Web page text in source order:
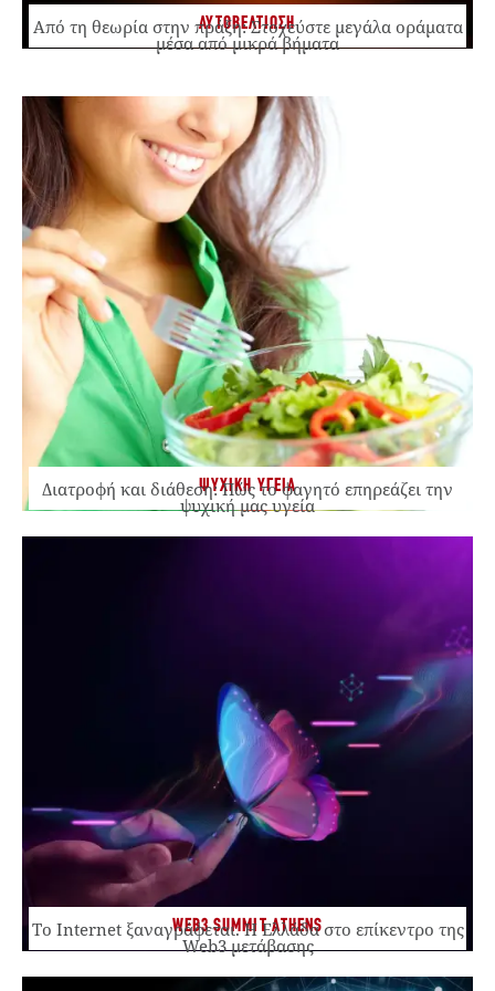
ΑΥΤΟΒΕΛΤΙΩΣΗ
Από τη θεωρία στην πράξη: Στοχεύστε μεγάλα οράματα
μέσα από μικρά βήματα
ΨΥΧΙΚΗ ΥΓΕΙΑ
Διατροφή και διάθεση: Πώς το φαγητό επηρεάζει την
ψυχική μας υγεία
WEB3 SUMMIT ATHENS
Το Internet ξαναγράφεται. Η Ελλάδα στο επίκεντρο της
Web3 μετάβασης